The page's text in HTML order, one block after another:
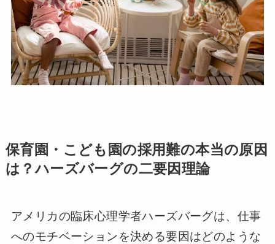
保育園・こども園の採用難の本当の原因
は？ハーズバーグの二要因理論
アメリカの臨床心理学者ハーズバーグは、仕事
へのモチベーションを決める要因はどのような